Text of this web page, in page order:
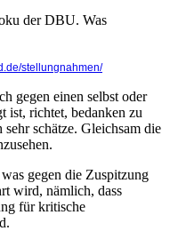
der DBU. Was
stellungnahmen/
gegen einen selbst oder
ist, richtet, bedanken zu
schätze. Gleichsam die
gegen die Zuspitzung
wird, nämlich, dass
für kritische